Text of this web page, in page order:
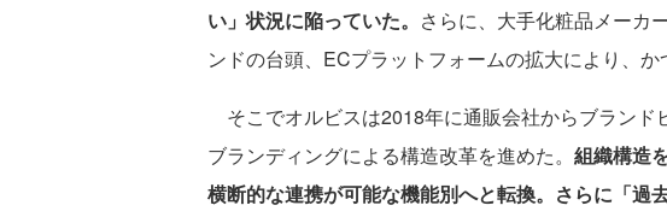
い」状況に陥っていた。 さらに、大手化粧品メーカ
ンドの台頭、ECプラットフォームの拡大により、か
そこでオルビスは2018年に通販会社からブランド
ブランディングによる構造改革を進めた。 組織構造
横断的な連携が可能な機能別へと転換。さらに「過